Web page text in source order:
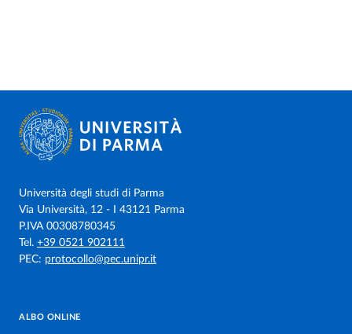
Università degli studi di Parma
Via Università, 12 - I 43121 Parma
P.IVA 00308780345
Tel. +39 0521 902111
PEC: protocollo@pec.unipr.it
ALBO ONLINE